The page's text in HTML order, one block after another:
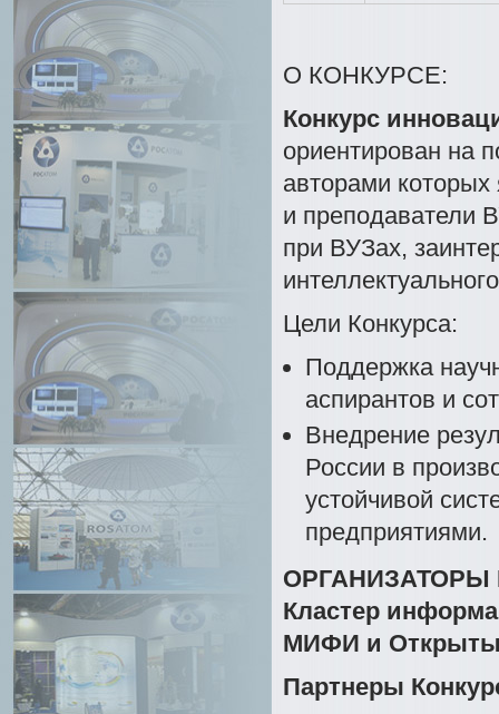
О КОНКУРСЕ:
Конкурс
ориентирован на
авторами
и преподаватели
при ВУЗах,
Цели Конкурса:
Поддержка
аспирантов и
Внедрение
России в
устойчивой
предприятиями.
ОРГАНИЗАТОРЫ
Кластер
МИФИ и
Партнеры